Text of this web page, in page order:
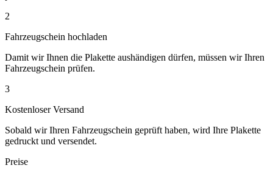
2
Fahrzeugschein hochladen
Damit wir Ihnen die Plakette aushändigen dürfen, müssen wir Ihren
Fahrzeugschein prüfen.
3
Kostenloser Versand
Sobald wir Ihren Fahrzeugschein geprüft haben, wird Ihre Plakette
gedruckt und versendet.
Preise